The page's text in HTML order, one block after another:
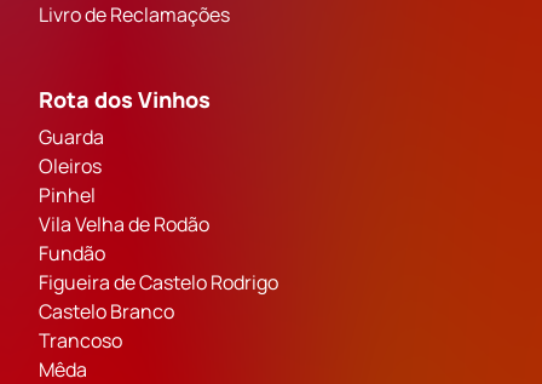
Livro de Reclamações
Rota dos Vinhos
Guarda
Oleiros
Pinhel
Vila Velha de Rodão
Fundão
Figueira de Castelo Rodrigo
Castelo Branco
Trancoso
Mêda